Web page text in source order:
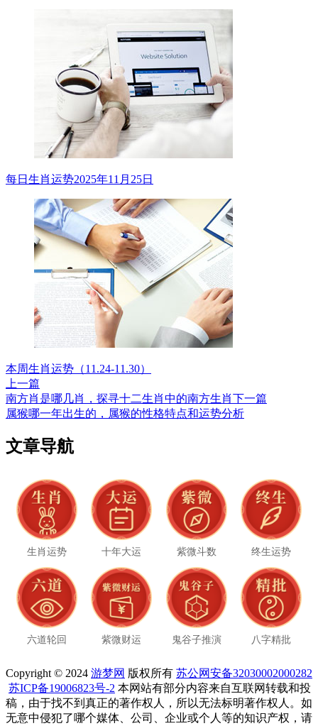
每日生肖运势2025年11月25日
本周生肖运势（11.24-11.30）
上一篇
南方肖是哪几肖，探寻十二生肖中的南方生肖下一篇
属猴哪一年出生的，属猴的性格特点和运势分析
文章导航
生肖运势 十年大运 紫微斗数 终生运势
六道轮回 紫微财运 鬼谷子推演 八字精批
Copyright © 2024 游梦网 版权所有 苏公网安备32030002000282
苏ICP备19006823号-2 本网站有部分内容来自互联网转载和投
稿，由于找不到真正的著作权人，所以无法标明著作权人。如
无意中侵犯了哪个媒体、公司、企业或个人等的知识产权，请